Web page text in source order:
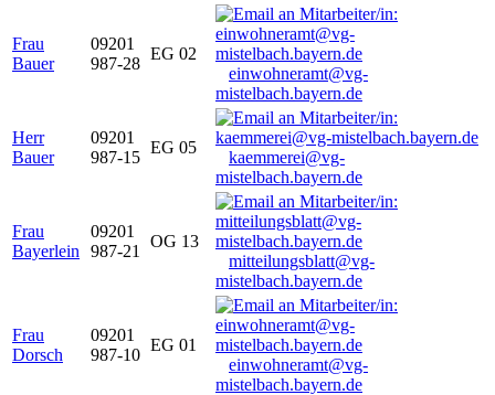
Frau
Bauer
09201
987-28
EG 02
einwohneramt@vg-
mistelbach.bayern.de
Herr
Bauer
09201
987-15
EG 05
kaemmerei@vg-
mistelbach.bayern.de
Frau
Bayerlein
09201
987-21
OG 13
mitteilungsblatt@vg-
mistelbach.bayern.de
Frau
Dorsch
09201
987-10
EG 01
einwohneramt@vg-
mistelbach.bayern.de